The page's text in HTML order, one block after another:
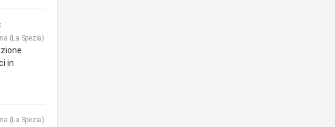
(La Spezia)
in
(La Spezia)